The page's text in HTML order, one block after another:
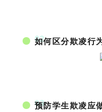
02
如何区分欺凌行
03
预防学生欺凌应